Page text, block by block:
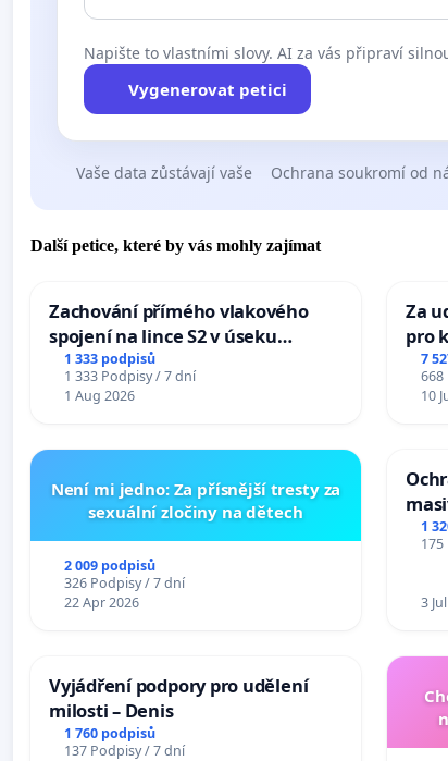
Napište to vlastními slovy. AI za vás připraví
Vygenerovat petici
Vaše data zůstávají vaše Ochrana soukromí od
Další petice, které by vás mohly zajímat
Zachování přímého vlakového
spojení na lince S2 v úseku
Ostrava – Bohumín – Karviná –
Mosty u Jablunkova
1 333 podpisů
1 333 Podpisy / 7 dní
1 Aug 2026
Za
pro
7
668
10
Není mi jedno: Za přísnější tresty za
sexuální zločiny na dětech
2 009 podpisů
326 Podpisy / 7 dní
22 Apr 2026
1
3
Vyjádření podpory pro udělení
milosti – Denis
1 760 podpisů
137 Podpisy / 7 dní